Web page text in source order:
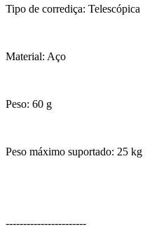
Tipo de corrediça: Telescópica
Material: Aço
Peso: 60 g
Peso máximo suportado: 25 kg
-----------------------